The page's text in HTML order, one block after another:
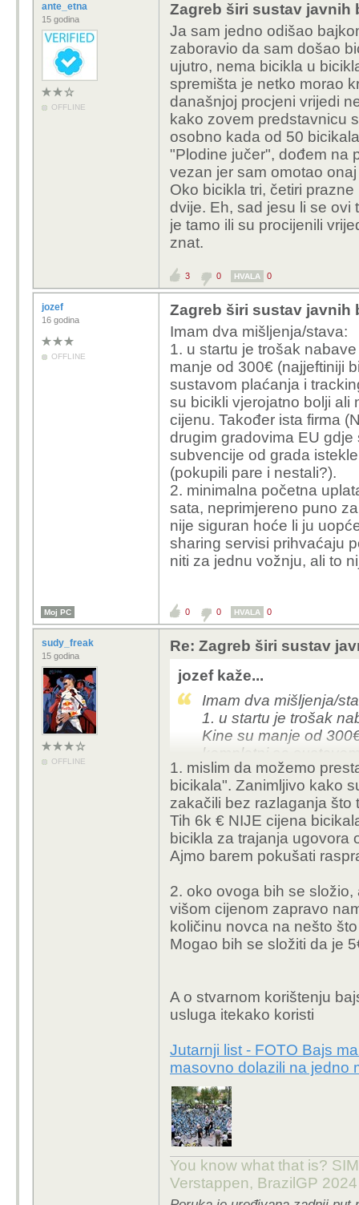
ante_etna
15 godina
OFFLINE
Zagreb širi sustav javnih
Ja sam jedno odišao
zaboravio da sam došao
ujutro, nema bicikla u
spremišta je netko morao
današnjoj procjeni vrijedi
kako zovem predstavnicu
osobno kada od 50
"Plodine jučer", dođem na
vezan jer sam omotao
Oko bicikla tri, četiri
dvije. Eh, sad jesu li se ovi
je tamo ili su procijenili
znat.
3 0 HVALA 0
jozef
16 godina
OFFLINE
Zagreb širi sustav javnih
Imam dva mišljenja/stava:
1. u startu je trošak
manje od 300€ (najjeftiniji
sustavom plaćanja i
su bicikli vjerojatno bolji ali
cijenu. Također ista firma
drugim gradovima EU
subvencije od grada
(pokupili pare i nestali?).
2. minimalna početna
sata, neprimjereno puno
nije siguran hoće li ju
sharing servisi prihvaćaju
niti za jednu vožnju, ali to
Moj PC 0 0 HVALA 0
sudy_freak
15 godina
OFFLINE
Re: Zagreb širi sustav
jozef kaže...
Imam dva mišljenja/
1. u startu je trošak
Kine su manje od
kompletni sa
na alibabi). Istina, ovi
opravdali višestruko
već bila prisutna kod
iskustva raznolika. U
istekle njihova usluga
nestali?).
po pola sata,
htio isprobati i nije
Za to vrijeme neki car
samo 5€ (što nije
1. mislim da možemo
bicikala". Zanimljivo kako
zakačili bez razlaganja što
Tih 6k € NIJE cijena
bicikla za trajanja ugovora
Ajmo barem pokušati
2. oko ovoga bih se
višom cijenom zapravo
količinu novca na nešto
Mogao bih se složiti da je
A o stvarnom korištenju
usluga itekako koristi
Jutarnji list - FOTO Bajs
masovno dolazili na jedno
You know what that is?
Verstappen, BrazilGP 2024